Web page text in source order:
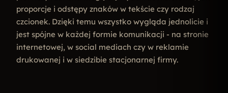
proporcje i odstępy znaków w tekście czy rodzaj
czcionek. Dzięki temu wszystko wygląda jednolicie i
jest spójne w każdej formie komunikacji - na stronie
internetowej, w social mediach czy w reklamie
drukowanej i w siedzibie stacjonarnej firmy.